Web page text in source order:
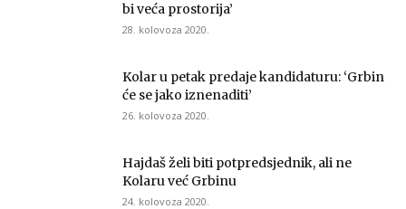
bi veća prostorija’
28. kolovoza 2020.
Kolar u petak predaje kandidaturu: ‘Grbin
će se jako iznenaditi’
26. kolovoza 2020.
Hajdaš želi biti potpredsjednik, ali ne
Kolaru već Grbinu
24. kolovoza 2020.